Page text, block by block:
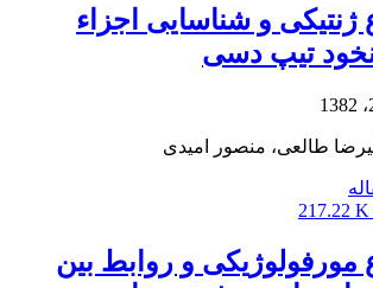
ژنتیکی و شناسایی اجزاء
تیپ دسی
طالعی، منصور امیدی
217.22 K
مورفولوژیکی و روابط بین